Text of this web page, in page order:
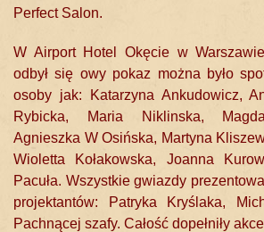
Perfect Salon.
W Airport Hotel Okęcie w
odbył się owy pokaz można było
osoby jak: Katarzyna Ankudowicz,
Rybicka, Maria Niklinska,
Agnieszka W Osińska, Martyna
Wioletta Kołakowska, Joanna
Pacuła. Wszystkie gwiazdy
projektantów: Patryka Kryślaka,
Pachnącej szafy. Całość dopełniły